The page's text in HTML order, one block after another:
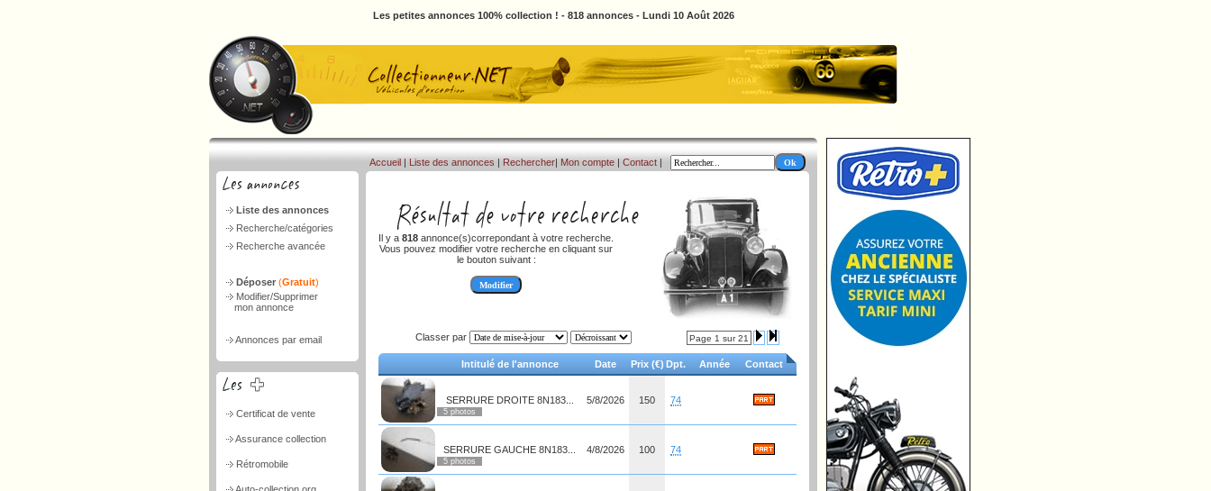
Les petites annonces 100% collection ! - 818 annonces - Lundi 10 Août 2026
Liste des annonces
Recherche/catégories
Recherche avancée
Déposer (Gratuit)
Modifier/Supprimer
mon annonce
Annonces par email
Certificat de vente
Assurance collection
Rétromobile
Accueil | Liste des annonces | Rechercher| Mon compte | Contact |
Il y a 818 annonce(s)correpondant à votre recherche.
Vous pouvez modifier votre recherche en cliquant sur
le bouton suivant :
Classer par Page 1 sur 21
Intitulé de l'annonce Date Prix (€) Dpt. Année Contact
SERRURE DROITE 8N183...
5 photos
5/8/2026 150 74
SERRURE GAUCHE 8N183...
5 photos
4/8/2026 100 74